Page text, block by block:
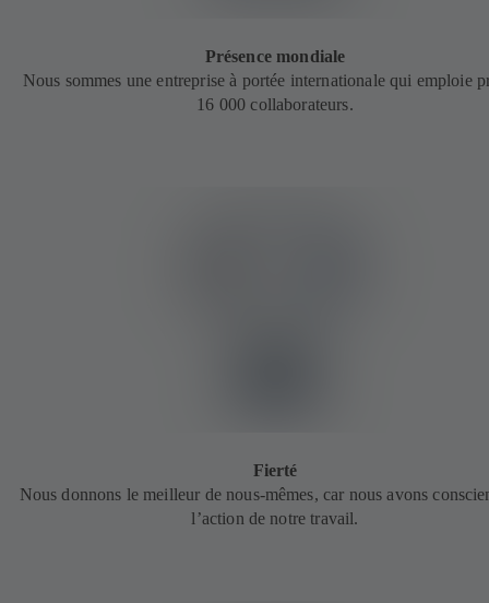
Présence mondiale
Nous sommes une entreprise à portée internationale qui emploie
16 000 collaborateurs.
Fierté
Nous donnons le meilleur de nous-mêmes, car nous avons
l’action de notre travail.